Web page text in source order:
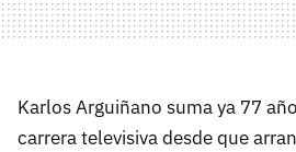
Karlos Arguiñano suma ya 77
carrera televisiva desde que